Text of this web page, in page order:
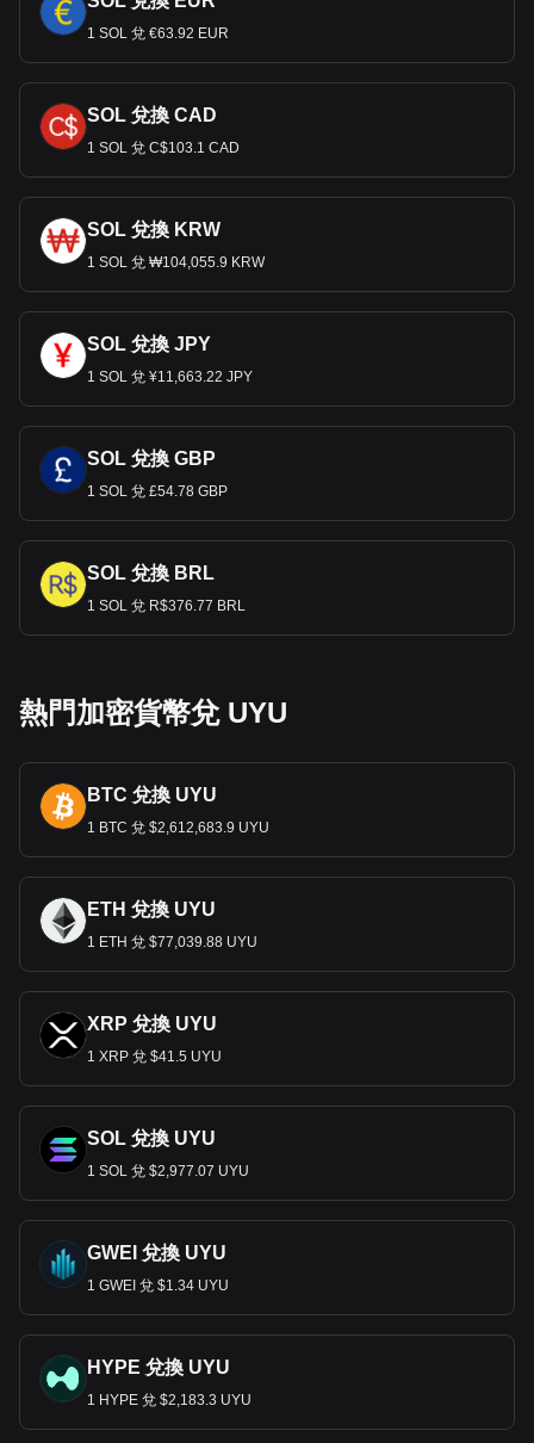
1 SOL 兌 €63.92 EUR
SOL 兌換 CAD
1 SOL 兌 C$103.1 CAD
SOL 兌換 KRW
1 SOL 兌 ₩104,055.9 KRW
SOL 兌換 JPY
1 SOL 兌 ¥11,663.22 JPY
SOL 兌換 GBP
1 SOL 兌 £54.78 GBP
SOL 兌換 BRL
1 SOL 兌 R$376.77 BRL
熱門加密貨幣兌 UYU
BTC 兌換 UYU
1 BTC 兌 $2,612,683.9 UYU
ETH 兌換 UYU
1 ETH 兌 $77,039.88 UYU
XRP 兌換 UYU
1 XRP 兌 $41.5 UYU
SOL 兌換 UYU
1 SOL 兌 $2,977.07 UYU
GWEI 兌換 UYU
1 GWEI 兌 $1.34 UYU
HYPE 兌換 UYU
1 HYPE 兌 $2,183.3 UYU